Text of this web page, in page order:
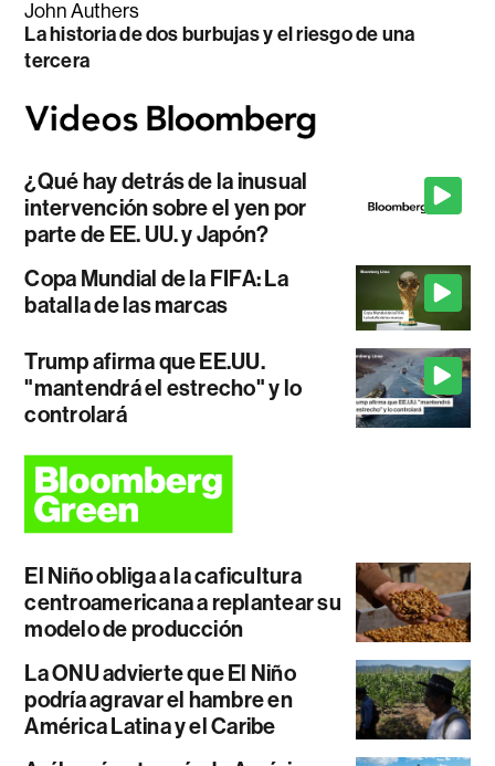
John Authers
La historia de dos burbujas y el riesgo de una
tercera
¿Qué hay detrás de la inusual
intervención sobre el yen por
parte de EE. UU. y Japón?
Copa Mundial de la FIFA: La
batalla de las marcas
Trump afirma que EE.UU.
"mantendrá el estrecho" y lo
controlará
El Niño obliga a la caficultura
centroamericana a replantear su
modelo de producción
La ONU advierte que El Niño
podría agravar el hambre en
América Latina y el Caribe